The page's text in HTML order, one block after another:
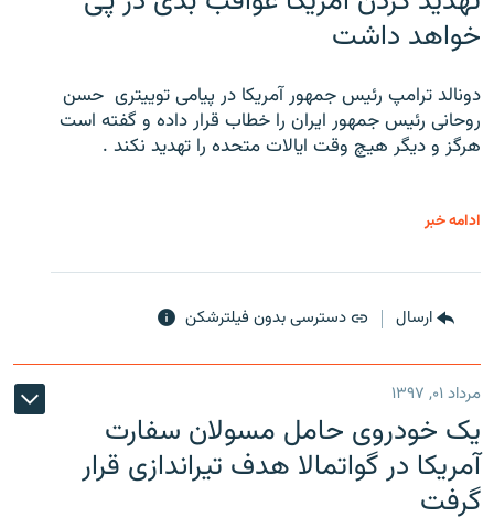
خواهد داشت
دونالد ترامپ رئیس جمهور آمریکا در پیامی توییتری ‌ حسن
روحانی رئیس جمهور ایران را خطاب قرار داده و گفته است
هرگز و دیگر هیچ وقت ایالات متحده را تهدید نکند .
ادامه خبر
ارسال دسترسی بدون فیلترشکن
مرداد ۰۱, ۱۳۹۷
یک خودروی حامل مسولان سفارت
آمریکا در گواتمالا هدف تیراندازی قرار
گرفت